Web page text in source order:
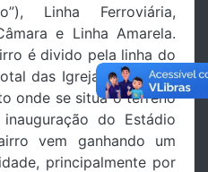
Linha Ferroviária,
e Linha Amarela.
é divido pela linha do
das Igrejas Católicas
onde se situa o terreno
do Estádio
vem ganhando um
principalmente por